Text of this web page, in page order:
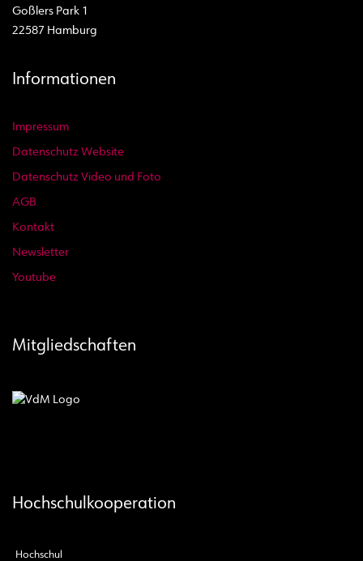
Goßlers Park 1
22587 Hamburg
Informationen
Impressum
Datenschutz Website
Datenschutz Video und Foto
AGB
Kontakt
Newsletter
Youtube
Mitgliedschaften
Hochschulkooperation
Hochschul